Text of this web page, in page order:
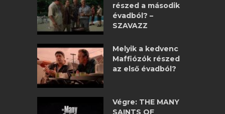
részed a második
évadból? –
SZAVAZZ
Melyik a kedvenc
Maffiózók részed
az első évadból?
Végre: THE MANY
SAINTS OF